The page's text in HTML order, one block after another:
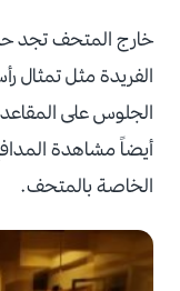
خارج المتحف تجد
الفريدة مثل تمثال
الجلوس على
أيضاً مشاهدة
الخاصة بالمتحف.